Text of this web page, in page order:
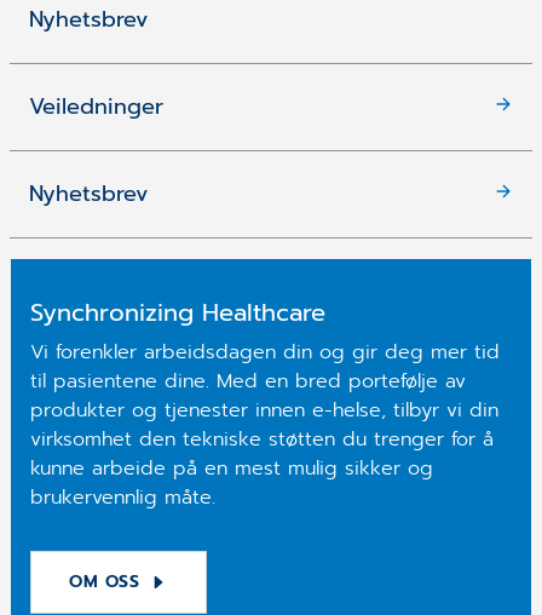
Nyhetsbrev
Veiledninger
Nyhetsbrev
Synchronizing Healthcare
Vi forenkler arbeidsdagen din og gir deg mer tid
til pasientene dine. Med en bred portefølje av
produkter og tjenester innen e-helse, tilbyr vi din
virksomhet den tekniske støtten du trenger for å
kunne arbeide på en mest mulig sikker og
brukervennlig måte.
OM OSS